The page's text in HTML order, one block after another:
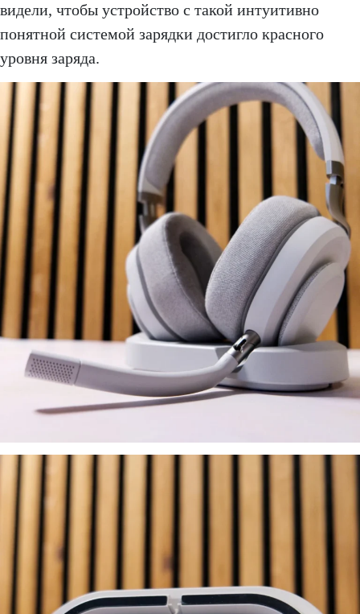
видели, чтобы устройство с такой интуитивно
понятной системой зарядки достигло красного
уровня заряда.